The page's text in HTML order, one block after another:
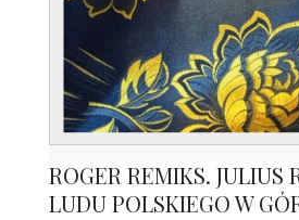
ROGER REMIKS. JULIUS
LUDU POLSKIEGO W